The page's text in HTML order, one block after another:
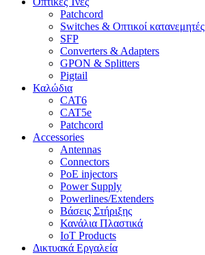
Patchcord
Switches & Οπτικοί κατανεμητές
SFP
Converters & Adapters
GPON & Splitters
Pigtail
Καλώδια
CAT6
CAT5e
Patchcord
Accessories
Antennas
Connectors
PoE injectors
Power Supply
Powerlines/Extenders
Βάσεις Στήριξης
Κανάλια Πλαστικά
IoT Products
Δικτυακά Εργαλεία